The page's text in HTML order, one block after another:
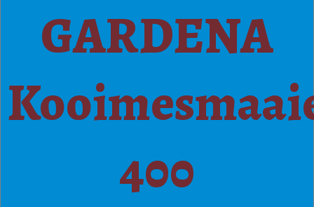
GARDENA
400